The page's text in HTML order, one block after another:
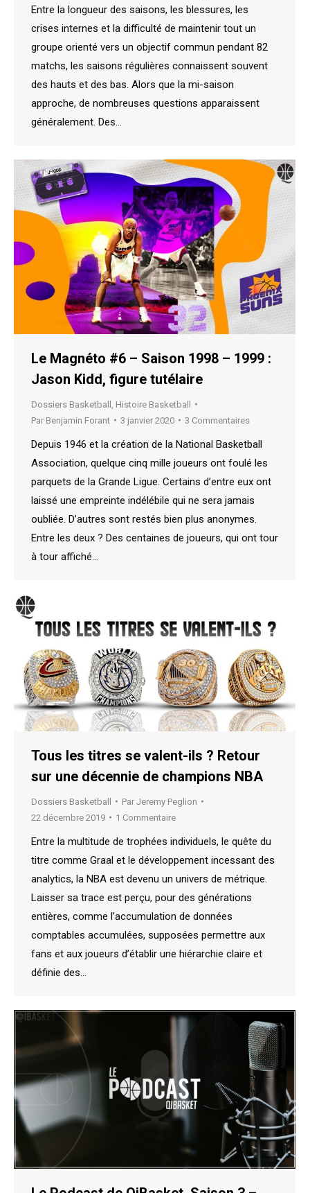
Entre la longueur des saisons, les blessures, les
crises internes et la difficulté de maintenir tout un
groupe orienté vers un objectif commun pendant 82
matchs, les saisons régulières connaissent souvent
des hauts et des bas. Alors que la mi-saison
approche, de nombreuses questions apparaissent
généralement. Des…
Le Magnéto #6 – Saison 1998 – 1999 :
Jason Kidd, figure tutélaire
Dossiers Basketball Histoire Basketball
Par Benjamin Forant 3 janvier 2020 3 Commentaires
Depuis 1946 et la création de la National Basketball
Association, quelque cinq mille joueurs ont foulé les
parquets de la Grande Ligue. Certains d’entre eux ont
laissé une empreinte indélébile qui ne sera jamais
oubliée. D’autres sont restés bien plus anonymes.
Entre les deux ? Des centaines de joueurs, qui ont tour
à tour affiché…
Tous les titres se valent-ils ? Retour
sur une décennie de champions NBA
Dossiers Basketball Par Jeremy Peglion
22 décembre 2019
1 Commentaire
Entre la multitude de trophées individuels, le quête du
titre comme Graal et le développement incessant des
analytics, la NBA est devenu un univers de métrique.
Laisser sa trace est perçu, pour des générations
entières, comme l’accumulation de données
comptables accumulées, supposées permettre aux
fans et aux joueurs d’établir une hiérarchie claire et
définie des…